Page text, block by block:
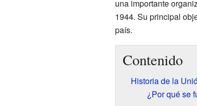
una importante
1944. Su principal
país.
Contenido
Historia de la
¿Por qué se